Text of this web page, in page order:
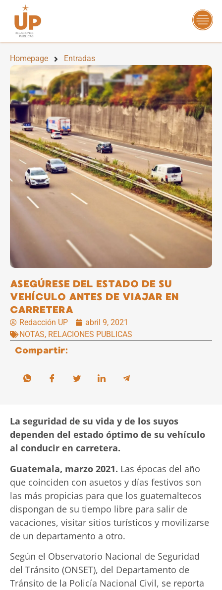
Homepage Entradas
ASEGÚRESE DEL ESTADO DE SU
VEHÍCULO ANTES DE VIAJAR EN
CARRETERA
Redacción UP
abril 9, 2021
NOTAS, RELACIONES PUBLICAS
Compartir:
La seguridad de su vida y de los suyos
dependen del estado óptimo de su vehículo
al conducir en carretera.
Guatemala, marzo 2021. Las épocas del año
que coinciden con asuetos y días festivos son
las más propicias para que los guatemaltecos
dispongan de su tiempo libre para salir de
vacaciones, visitar sitios turísticos y movilizarse
de un departamento a otro.
Según el Observatorio Nacional de Seguridad
del Tránsito (ONSET), del Departamento de
Tránsito de la Policía Nacional Civil, se reporta